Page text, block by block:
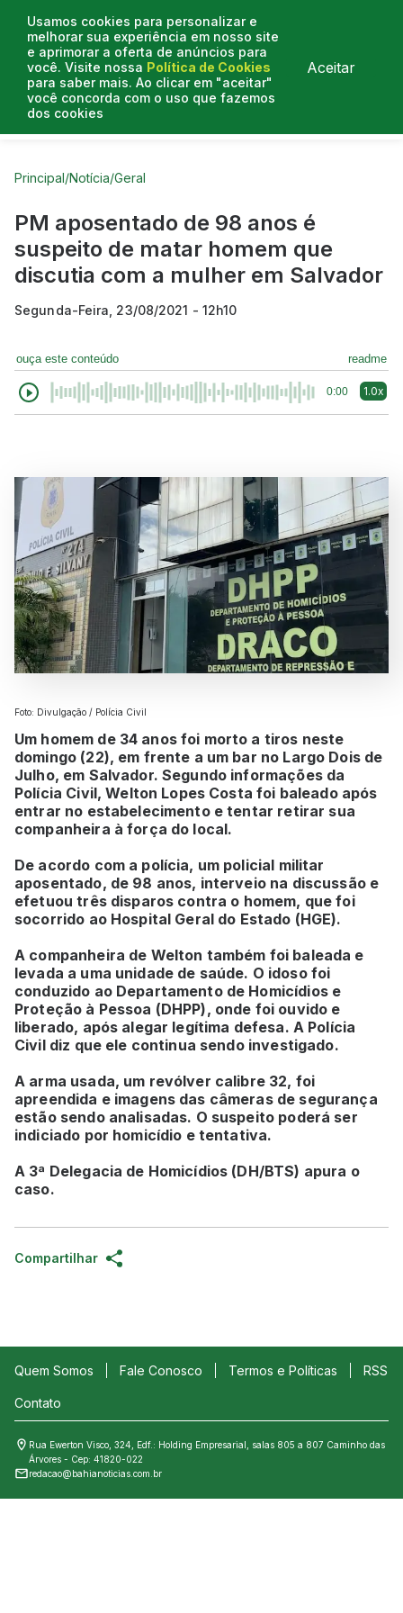
Usamos cookies para personalizar e
melhorar sua experiência em nosso site
e aprimorar a oferta de anúncios para
você. Visite nossa Política de Cookies
para saber mais. Ao clicar em "aceitar"
você concorda com o uso que fazemos
dos cookies
Aceitar
Curtas do Poder
Principal/Notícia/Geral
PM aposentado de 98 anos é
suspeito de matar homem que
discutia com a mulher em Salvador
Segunda-Feira, 23/08/2021 - 12h10
ouça este conteúdo readme
0:00 1.0x
Foto: Divulgação / Polícia Civil
Um homem de 34 anos foi morto a tiros neste
domingo (22), em frente a um bar no Largo Dois de
Julho, em Salvador. Segundo informações da
Polícia Civil, Welton Lopes Costa foi baleado após
entrar no estabelecimento e tentar retirar sua
companheira à força do local.
De acordo com a polícia, um policial militar
aposentado, de 98 anos, interveio na discussão e
efetuou três disparos contra o homem, que foi
socorrido ao Hospital Geral do Estado (HGE).
A companheira de Welton também foi baleada e
levada a uma unidade de saúde. O idoso foi
conduzido ao Departamento de Homicídios e
Proteção à Pessoa (DHPP), onde foi ouvido e
liberado, após alegar legítima defesa. A Polícia
Civil diz que ele continua sendo investigado.
A arma usada, um revólver calibre 32, foi
apreendida e imagens das câmeras de segurança
estão sendo analisadas. O suspeito poderá ser
indiciado por homicídio e tentativa.
A 3ª Delegacia de Homicídios (DH/BTS) apura o
caso.
Compartilhar
Quem Somos Fale Conosco Termos e Políticas RSS
Contato
Rua Ewerton Visco, 324, Edf.: Holding Empresarial, salas 805 a 807 Caminho das
Árvores - Cep: 41820-022
redacao@bahianoticias.com.br